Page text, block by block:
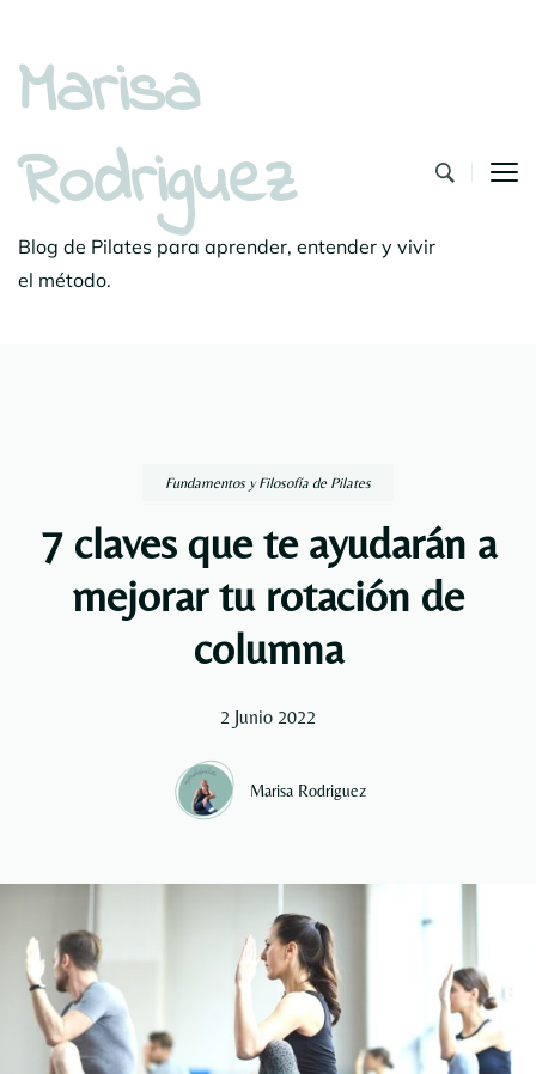
Marisa
Rodriguez
Blog de Pilates para aprender, entender y vivir
el método.
Fundamentos y Filosofía de Pilates
7 claves que te ayudarán a
mejorar tu rotación de
columna
2 Junio 2022
Marisa Rodriguez